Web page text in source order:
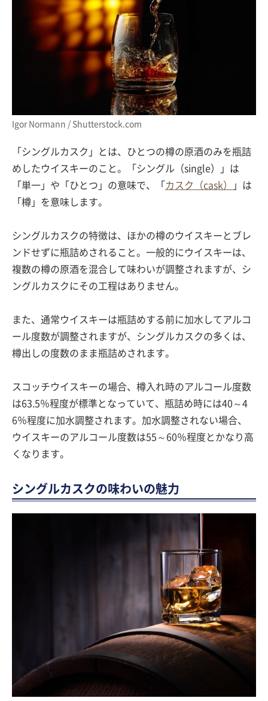
Igor Normann / Shutterstock.com
「シングルカスク」とは、ひとつの樽の原酒のみを瓶詰
めしたウイスキーのこと。「シングル（single）」は
「単一」や「ひとつ」の意味で、「 カスク（cask）
」は
「樽」を意味します。
シングルカスクの特徴は、ほかの樽のウイスキーとブレ
ンドせずに瓶詰めされること。一般的にウイスキーは、
複数の樽の原酒を混合して味わいが調整されますが、シ
ングルカスクにその工程はありません。
また、通常ウイスキーは瓶詰めする前に加水してアルコ
ール度数が調整されますが、シングルカスクの多くは、
樽出しの度数のまま瓶詰めされます。
スコッチウイスキーの場合、樽入れ時のアルコール度数
は63.5％程度が標準となっていて、瓶詰め時には40～4
6％程度に加水調整されます。加水調整されない場合、
ウイスキーのアルコール度数は55～60％程度とかなり高
くなります。
シングルカスクの味わいの魅力